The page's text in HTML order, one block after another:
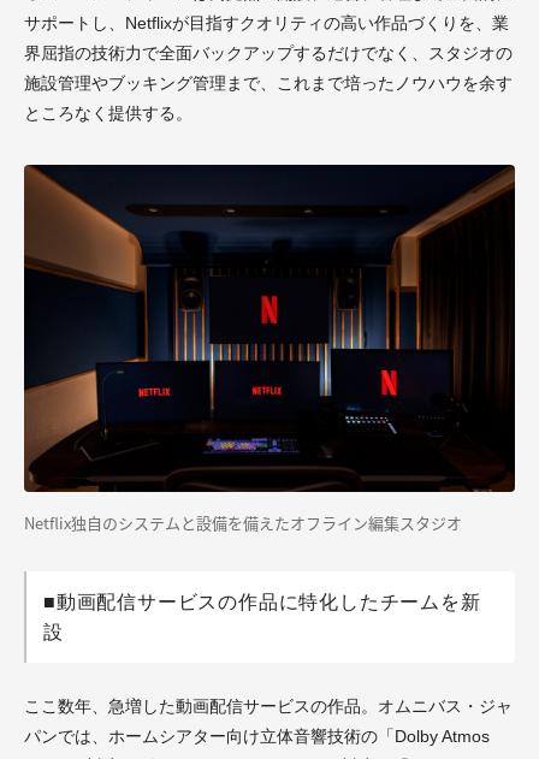
サポートし、Netflixが目指すクオリティの高い作品づくりを、業
界屈指の技術力で全面バックアップするだけでなく、スタジオの
施設管理やブッキング管理まで、これまで培ったノウハウを余す
ところなく提供する。
Netflix独自のシステムと設備を備えたオフライン編集スタジオ
■動画配信サービスの作品に特化したチームを新
設
ここ数年、急増した動画配信サービスの作品。オムニバス・ジャ
パンでは、ホームシアター向け立体音響技術の「Dolby Atmos